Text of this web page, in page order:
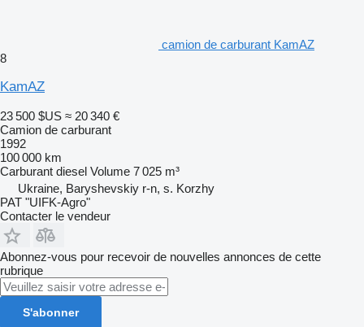
camion de carburant KamAZ
8
KamAZ
23 500 $US ≈ 20 340 €
Camion de carburant
1992
100 000 km
Carburant diesel Volume 7 025 m³
Ukraine, Baryshevskiy r-n, s. Korzhy
PAT "UIFK-Agro"
Contacter le vendeur
Abonnez-vous pour recevoir de nouvelles annonces de cette
rubrique
S'abonner